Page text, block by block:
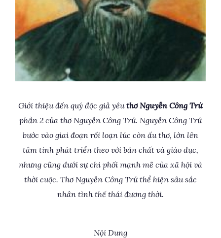
Giới thiệu đến quý độc giả yêuthơ Nguyễn Công Trứ
phần 2 của thơ Nguyễn Công Trứ. Nguyễn Công Trứ
bước vào giai đoạn rối loạn lúc còn ấu thơ, lớn lên
tâm tính phát triển theo với bản chất và giáo dục,
nhưng cũng dưới sự chi phối mạnh mẽ của xã hội và
thời cuộc. Thơ Nguyễn Công Trứ thể hiện sâu sắc
nhân tình thế thái đương thời.
Nội Dung